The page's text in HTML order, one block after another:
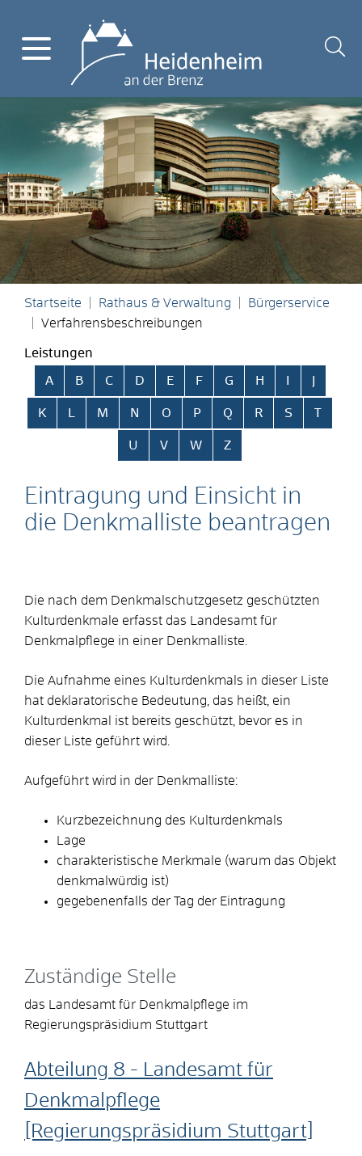
Startseite Rathaus & Verwaltung
Bürgerservice
Verfahrensbeschreibungen
Leistungen
Alphabetisches Register überspringen
A B C D E F G H
K L M N O P Q R S T
U V W Z
Eintragung und Einsicht in
die Denkmalliste beantragen
Die nach dem Denkmalschutzgesetz geschützten
Kulturdenkmale erfasst das Landesamt für
Denkmalpflege in einer Denkmalliste.
Die Aufnahme eines Kulturdenkmals in dieser Liste
hat deklaratorische Bedeutung, das heißt, ein
Kulturdenkmal ist bereits geschützt, bevor es in
dieser Liste geführt wird.
Aufgeführt wird in der Denkmalliste:
Kurzbezeichnung des Kulturdenkmals
Lage
charakteristische Merkmale (warum das Objekt
denkmalwürdig ist)
gegebenenfalls der Tag der Eintragung
Zuständige Stelle
das Landesamt für Denkmalpflege im
Regierungspräsidium Stuttgart
Abteilung 8 - Landesamt für
Denkmalpflege
[Regierungspräsidium Stuttgart]